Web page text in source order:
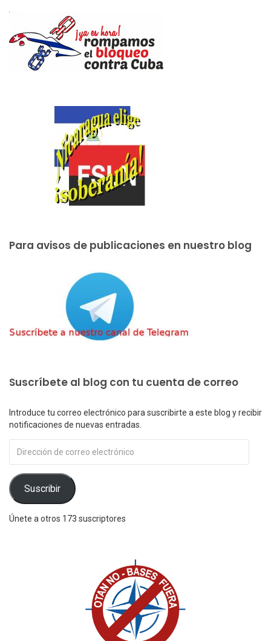
Para avisos de publicaciones en nuestro blog
Suscríbete al blog con tu cuenta de correo
Introduce tu correo electrónico para suscribirte a este blog y recibir
notificaciones de nuevas entradas.
de
electrónico
Suscribir
Únete a otros 173 suscriptores